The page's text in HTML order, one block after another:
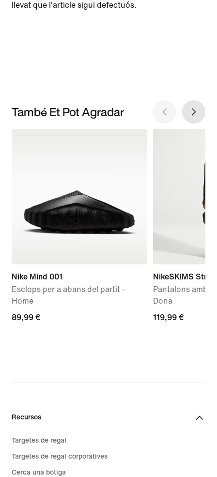
llevat que l'article sigui defectuós.
També Et Pot Agradar
Nike Mind 001
Esclops per a abans del partit -
Home
89,99 €
89,99 €
NikeSKIMS
Pantalons amb
Dona
119,99 €
119,99 €
Recursos
Targetes de regal
Targetes de regal corporatives
Cerca una botiga